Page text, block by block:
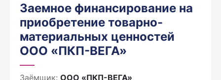
Заемное финансирование на
приобретение товарно-
материальных ценностей
ООО «ПКП-ВЕГА»
Заёмщик: ООО «ПКП-ВЕГА»